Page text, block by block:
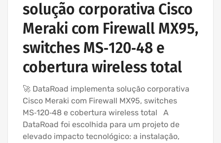
solução corporativa Cisco
Meraki com Firewall MX95,
switches MS‑120‑48 e
cobertura wireless total
🚀 DataRoad implementa solução corporativa
Cisco Meraki com Firewall MX95, switches
MS‑120‑48 e cobertura wireless total A
DataRoad foi escolhida para um projeto de
elevado impacto tecnológico: a instalação,